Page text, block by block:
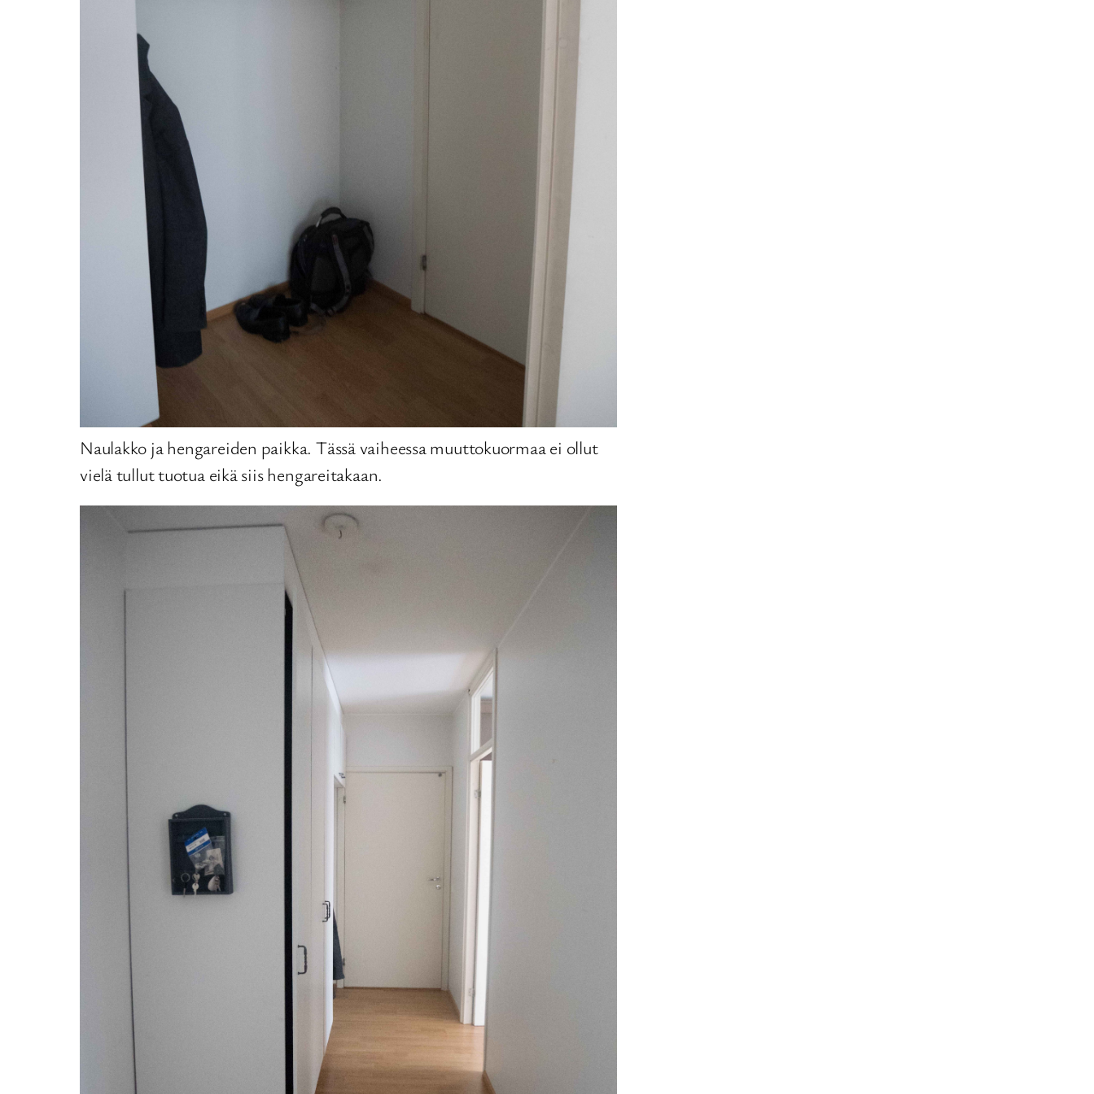
Naulakko ja hengareiden paikka. Tässä vaiheessa muuttokuormaa ei ollut
vielä tullut tuotua eikä siis hengareitakaan.